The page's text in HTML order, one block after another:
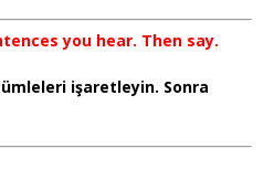
you hear. Then say.
işaretleyin. Sonra